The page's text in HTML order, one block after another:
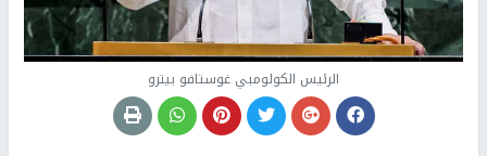
الرئيس الكولومبي غوستافو بيترو